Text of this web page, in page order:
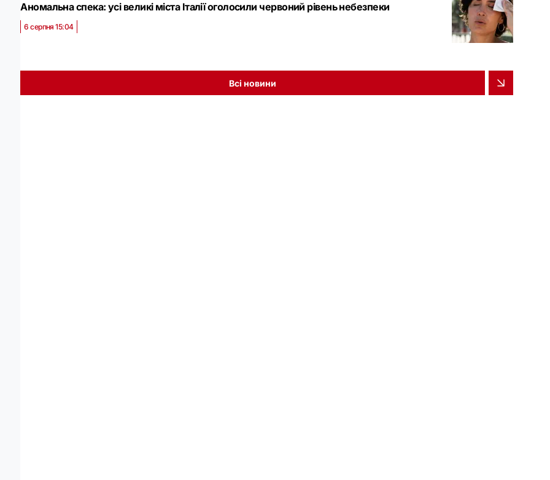
Аномальна спека: усі великі міста Італії оголосили червоний рівень небезпеки
6 серпня 15:04
Всі новини